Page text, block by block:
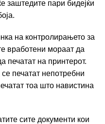
заштедите пари бидејќи
на контролирањето за
вработени мораат да
печатат на принтерот.
печатат непотребни
тоа што навистина
сите документи кои